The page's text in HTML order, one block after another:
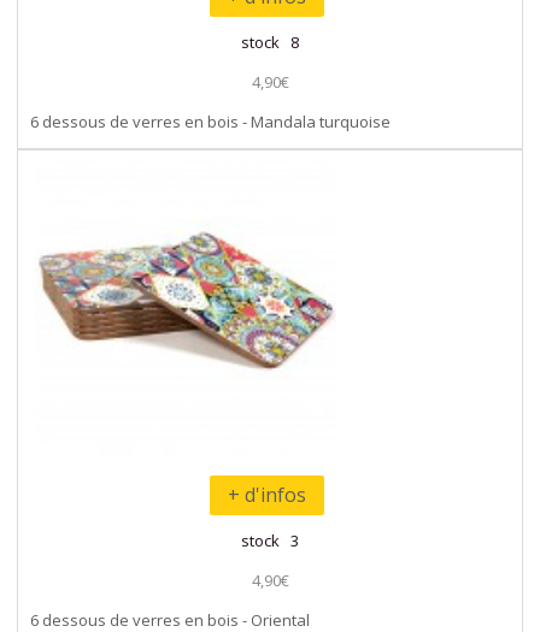
stock 8
4,90€
6 dessous de verres en bois - Mandala turquoise
+ d'infos
stock 3
4,90€
6 dessous de verres en bois - Oriental